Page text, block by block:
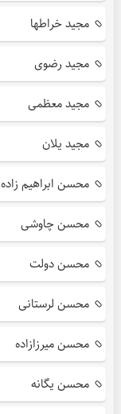
مجید خراطها
مجید رضوی
مجید معظمی
مجید یلان
محسن ابراهیم زاده
محسن چاوشی
محسن دولت
محسن لرستانی
محسن میرزازاده
محسن یگانه